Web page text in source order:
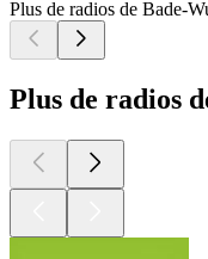
Plus de radios de Bade-
Plus de radios